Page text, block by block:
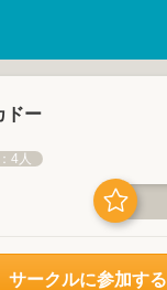
ドー
4人
サークルに参加する